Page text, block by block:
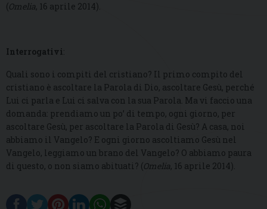
(Omelia, 16 aprile 2014).
Interrogativi:
Quali sono i compiti del cristiano? Il primo compito del
cristiano è ascoltare la Parola di Dio, ascoltare Gesù, perché
Lui ci parla e Lui ci salva con la sua Parola. Ma vi faccio una
domanda: prendiamo un po’ di tempo, ogni giorno, per
ascoltare Gesù, per ascoltare la Parola di Gesù? A casa, noi
abbiamo il Vangelo? E ogni giorno ascoltiamo Gesù nel
Vangelo, leggiamo un brano del Vangelo? O abbiamo paura
di questo, o non siamo abituati? (Omelia, 16 aprile 2014).